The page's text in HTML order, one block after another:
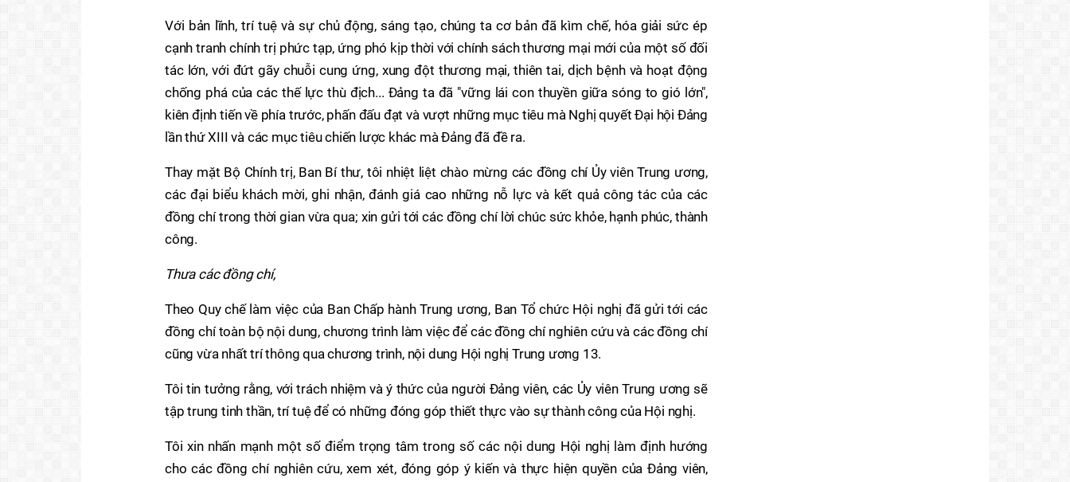
Với bản lĩnh, trí tuệ và sự chủ động, sáng tạo, chúng ta cơ bản đã kìm chế, hóa giải sức ép
cạnh tranh chính trị phức tạp, ứng phó kịp thời với chính sách thương mại mới của một số đối
tác lớn, với đứt gãy chuỗi cung ứng, xung đột thương mại, thiên tai, dịch bệnh và hoạt động
chống phá của các thế lực thù địch... Đảng ta đã "vững lái con thuyền giữa sóng to gió lớn",
kiên định tiến về phía trước, phấn đấu đạt và vượt những mục tiêu mà Nghị quyết Đại hội Đảng
lần thứ XIII và các mục tiêu chiến lược khác mà Đảng đã đề ra.
Thay mặt Bộ Chính trị, Ban Bí thư, tôi nhiệt liệt chào mừng các đồng chí Ủy viên Trung ương,
các đại biểu khách mời, ghi nhận, đánh giá cao những nỗ lực và kết quả công tác của các
đồng chí trong thời gian vừa qua; xin gửi tới các đồng chí lời chúc sức khỏe, hạnh phúc, thành
công.
Thưa các đồng chí,
Theo Quy chế làm việc của Ban Chấp hành Trung ương, Ban Tổ chức Hội nghị đã gửi tới các
đồng chí toàn bộ nội dung, chương trình làm việc để các đồng chí nghiên cứu và các đồng chí
cũng vừa nhất trí thông qua chương trình, nội dung Hội nghị Trung ương 13.
Tôi tin tưởng rằng, với trách nhiệm và ý thức của người Đảng viên, các Ủy viên Trung ương sẽ
tập trung tinh thần, trí tuệ để có những đóng góp thiết thực vào sự thành công của Hội nghị.
Tôi xin nhấn mạnh một số điểm trọng tâm trong số các nội dung Hội nghị làm định hướng
cho các đồng chí nghiên cứu, xem xét, đóng góp ý kiến và thực hiện quyền của Đảng viên,